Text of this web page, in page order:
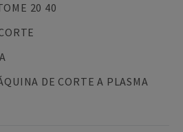
20 40
DE CORTE A PLASMA